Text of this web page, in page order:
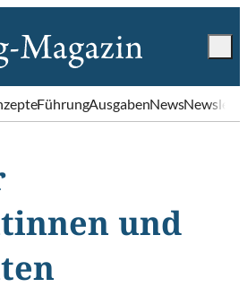
FührungAusgabenNews
und